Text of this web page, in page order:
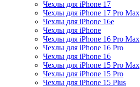
Чехлы для iPhone 17
Чехлы для iPhone 17 Pro Max
Чехлы для iPhone 16e
Чехлы для iPhone
Чехлы для iPhone 16 Pro Max
Чехлы для iPhone 16 Pro
Чехлы для iPhone 16
Чехлы для iPhone 15 Pro Max
Чехлы для iPhone 15 Pro
Чехлы для iPhone 15 Plus